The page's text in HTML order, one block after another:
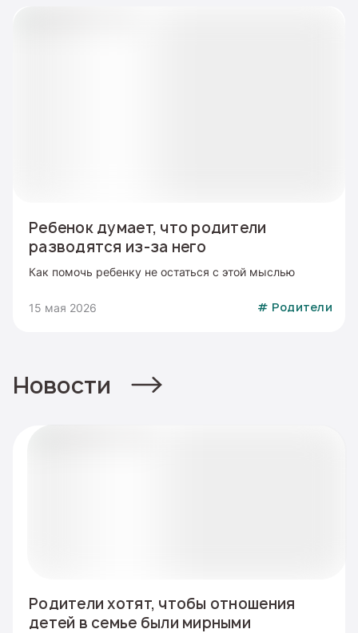
Ребенок думает, что родители
разводятся из-за него
Как помочь ребенку не остаться с этой мыслью
15 мая 2026 # Родители
Новости
Родители хотят, чтобы отношения
детей в семье были мирными